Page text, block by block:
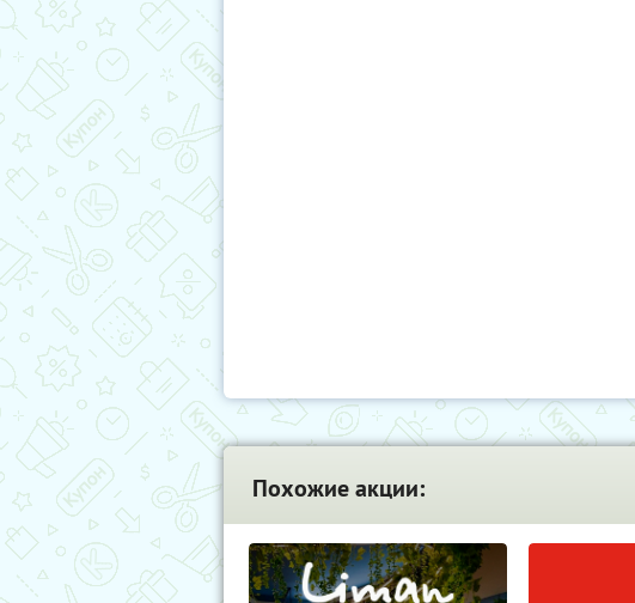
Похожие акции: